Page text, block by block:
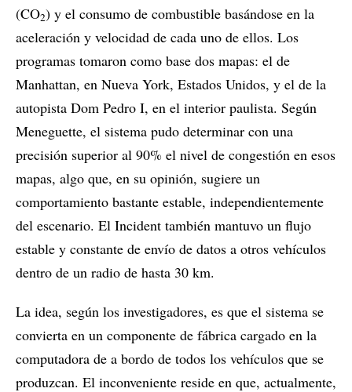
(CO2) y el consumo de combustible basándose en la
aceleración y velocidad de cada uno de ellos. Los
programas tomaron como base dos mapas: el de
Manhattan, en Nueva York, Estados Unidos, y el de la
autopista Dom Pedro I, en el interior paulista. Según
Meneguette, el sistema pudo determinar con una
precisión superior al 90% el nivel de congestión en esos
mapas, algo que, en su opinión, sugiere un
comportamiento bastante estable, independientemente
del escenario. El Incident también mantuvo un flujo
estable y constante de envío de datos a otros vehículos
dentro de un radio de hasta 30 km.
La idea, según los investigadores, es que el sistema se
convierta en un componente de fábrica cargado en la
computadora de a bordo de todos los vehículos que se
produzcan. El inconveniente reside en que, actualmente,